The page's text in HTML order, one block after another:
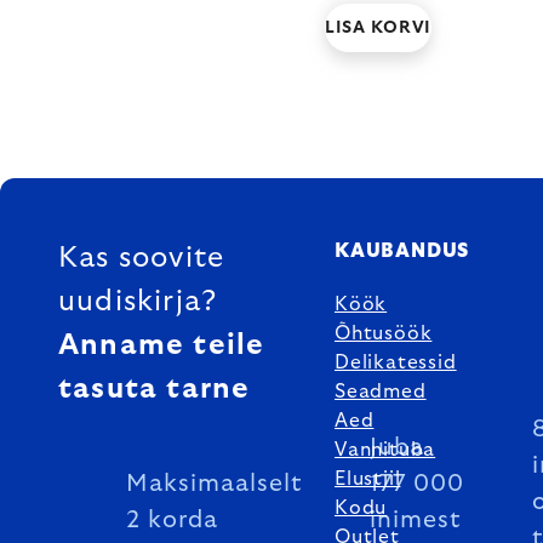
LISA KORVI
FOOTER
Kas soovite
uudiskirja?
Anname teile
tasuta tarne
Maksimaalselt
2 korda
Juba
177 000
inimest
KAUBANDUS
Köök
Õhtusöök
Delikatessid
Seadmed
Aed
Vannituba
Elustiil
Kodu
Outlet